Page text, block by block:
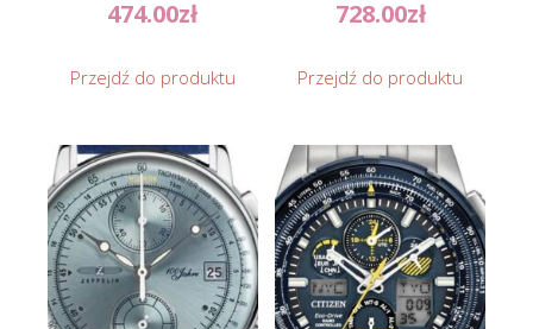
474.00zł
Przejdź do produktu
728.00zł
Przejdź do produktu